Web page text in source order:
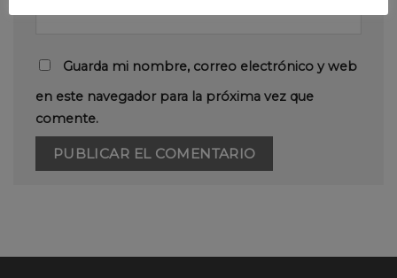
Guarda mi nombre, correo electrónico y web
en este navegador para la próxima vez que
comente.